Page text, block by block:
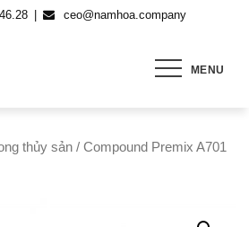
ceo@namhoa.company
MENU
thủy sản / Compound Premix A701